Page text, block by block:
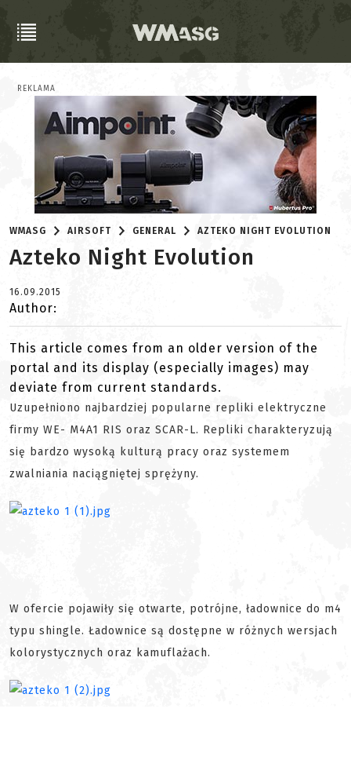
REKLAMA
WMASG AIRSOFT GENERAL AZTEKO NIGHT EVOLUTION
Azteko Night Evolution
16.09.2015
Author:
This article comes from an older version of the
portal and its display (especially images) may
deviate from current standards.
Uzupełniono najbardziej popularne repliki elektryczne
firmy WE- M4A1 RIS oraz SCAR-L. Repliki charakteryzują
się bardzo wysoką kulturą pracy oraz systemem
zwalniania naciągniętej sprężyny.
W ofercie pojawiły się otwarte, potrójne, ładownice do m4
typu shingle. Ładownice są dostępne w różnych wersjach
kolorystycznych oraz kamuflażach.